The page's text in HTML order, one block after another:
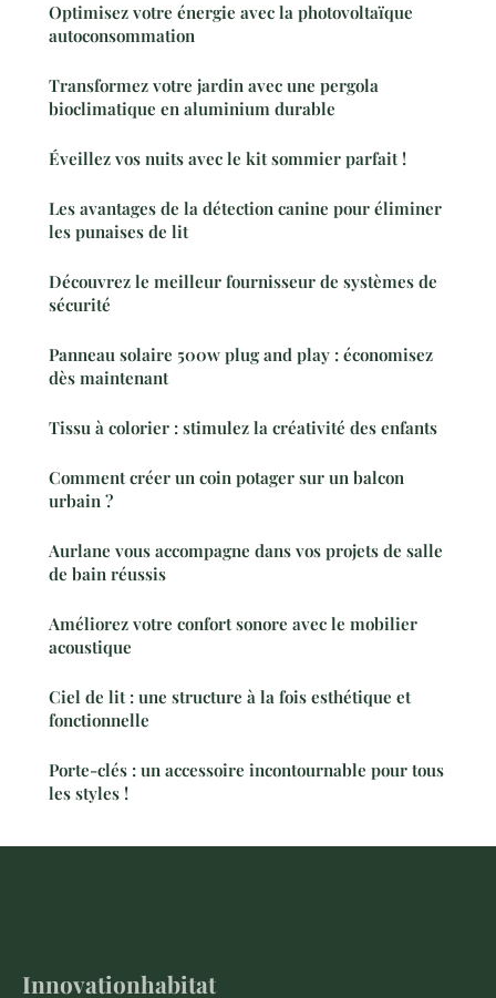
Optimisez votre énergie avec la photovoltaïque
autoconsommation
Transformez votre jardin avec une pergola
bioclimatique en aluminium durable
Éveillez vos nuits avec le kit sommier parfait !
Les avantages de la détection canine pour éliminer
les punaises de lit
Découvrez le meilleur fournisseur de systèmes de
sécurité
Panneau solaire 500w plug and play : économisez
dès maintenant
Tissu à colorier : stimulez la créativité des enfants
Comment créer un coin potager sur un balcon
urbain ?
Aurlane vous accompagne dans vos projets de salle
de bain réussis
Améliorez votre confort sonore avec le mobilier
acoustique
Ciel de lit : une structure à la fois esthétique et
fonctionnelle
Porte-clés : un accessoire incontournable pour tous
les styles !
Innovationhabitat